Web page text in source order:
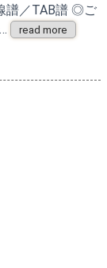
譜／TAB譜 ◎ご
read more